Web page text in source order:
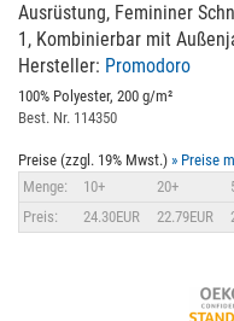
Ausrüstung, Femininer
1, Kombinierbar mit
Hersteller: Promodoro
100% Polyester, 200 g/m²
Best. Nr. 114350
Preise (zzgl. 19% Mwst.) » Preise
Menge:
10+ 20+
Preis:
24.30EUR 22.79EUR